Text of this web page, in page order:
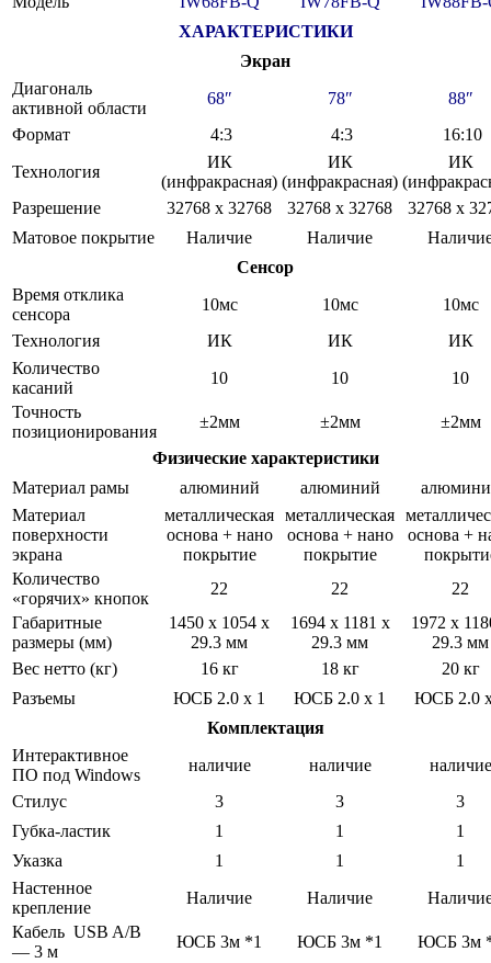
ХАРАКТЕРИСТИКИ
Экран
Диагональ
активной области
68″ 78″
88″
Формат
4:3 4:3
16:10
Технология
ИК
(инфракрасная)
ИК
(инфракрасная)
ИК
Разрешение
32768 x 32768 32768 x 32768
32768 x
Матовое покрытие
Наличие Наличие
Сенсор
Время отклика
сенсора
10мс 10мс
10мс
Технология
ИК ИК
ИК
Количество
касаний
10 10
10
Точность
позиционирования
±2мм ±2мм
±2мм
Физические характеристики
Материал рамы
алюминий алюминий
Материал
поверхности
экрана
металлическая
основа + нано
покрытие
металлическая
основа + нано
покрытие
основа +
Количество
«горячих» кнопок
22 22
22
Габаритные
размеры (мм)
1450 x 1054 х
29.3 мм
1694 x 1181 х
29.3 мм
1972 x
29.3 мм
Вес нетто (кг)
16 кг 18 кг
20 кг
Разъемы
ЮСБ 2.0 x 1 ЮСБ 2.0 x 1
ЮСБ 2.0
Комплектация
Интерактивное
ПО под Windows
наличие наличие
наличие
Стилус
3 3
3
Губка-ластик
1 1
1
Указка
1 1
1
Настенное
крепление
Наличие Наличие
Кабель USB A/B
— 3 м
ЮСБ 3м *1 ЮСБ 3м *1
ЮСБ 3м